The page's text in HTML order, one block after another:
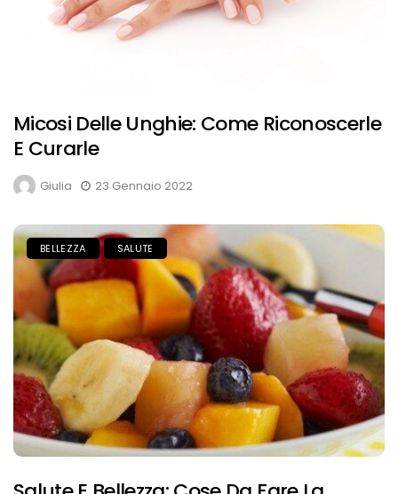
Micosi Delle Unghie: Come Riconoscerle
E Curarle
Giulia 23 Gennaio 2022
BELLEZZA SALUTE